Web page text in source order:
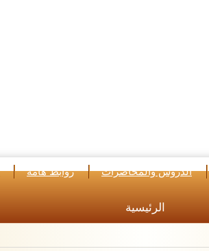
الدروس والمحاضرات روابط هامة
الرئيسية